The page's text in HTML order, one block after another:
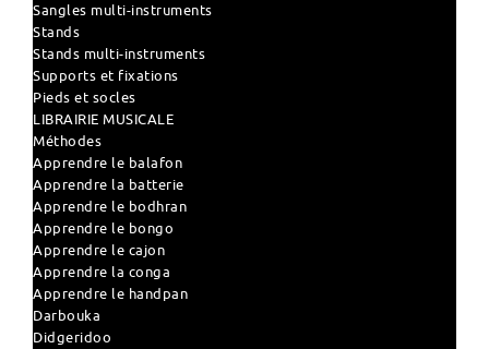
Sangles multi-instruments
Stands
Stands multi-instruments
Supports et fixations
Pieds et socles
LIBRAIRIE MUSICALE
Méthodes
Apprendre le balafon
Apprendre la batterie
Apprendre le bodhran
Apprendre le bongo
Apprendre le cajon
Apprendre la conga
Apprendre le handpan
Darbouka
Didgeridoo